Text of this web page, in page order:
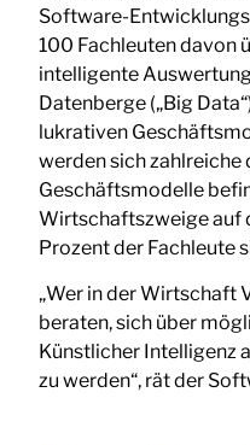
Software-
100 Fachleuten davon
intelligente
Datenberge („Big
lukrativen
werden sich zahlreiche
Geschäftsmodelle
Wirtschaftszweige auf
Prozent der Fachleute
„Wer in der Wirtschaft
beraten, sich über
Künstlicher Intelligenz
zu werden“, rät der